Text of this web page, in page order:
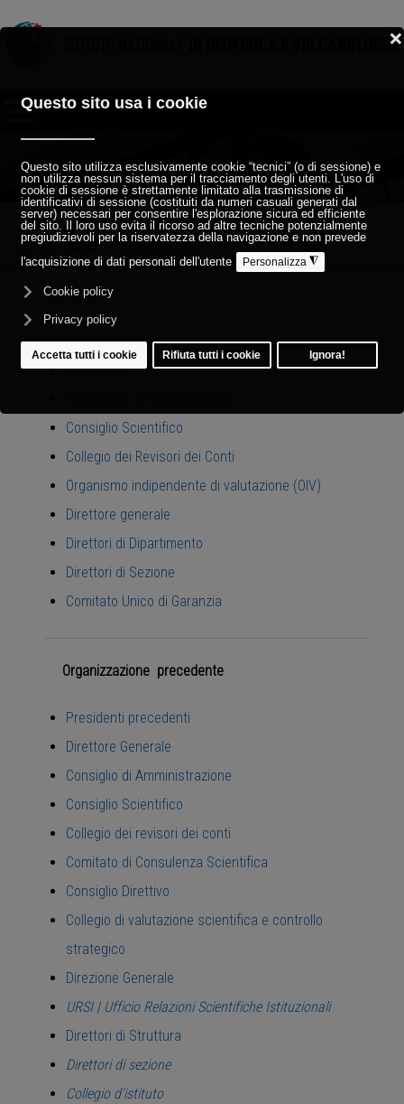
Sei qui:Home Organizzazione Organi e strutture
Presidente
Consiglio Scientifico
Collegio dei Revisori dei Conti
Organismo indipendente di valutazione (OIV)
Direttore generale
Direttori di Dipartimento
Direttori di Sezione
Comitato Unico di Garanzia
Organizzazione precedente
Presidenti precedenti
Direttore Generale
Consiglio di Amministrazione
Consiglio Scientifico
Collegio dei revisori dei conti
Comitato di Consulenza Scientifica
Consiglio Direttivo
Collegio di valutazione scientifica e controllo
strategico
Direzione Generale
URSI | Ufficio Relazioni Scientifiche Istituzionali
Direttori di Struttura
Direttori di sezione
Collegio d'istituto